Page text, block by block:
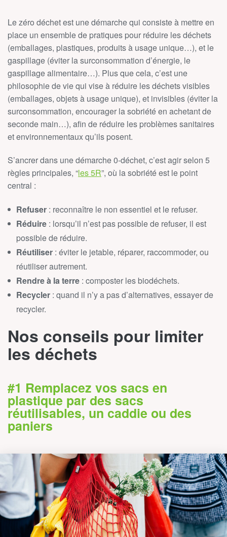
Le zéro déchet est une démarche qui consiste à mettre en
place un ensemble de pratiques pour réduire les déchets
(emballages, plastiques, produits à usage unique…), et le
gaspillage (éviter la surconsommation d’énergie, le
gaspillage alimentaire…). Plus que cela, c’est une
philosophiede vie qui vise à réduire les déchets visibles
(emballages, objets à usage unique), et invisibles (éviter la
surconsommation, encourager la sobriété en achetant de
seconde main…), afin de réduire les problèmes sanitaires
etenvironnementauxqu’ils posent.
S’ancrer dans une démarche 0-déchet, c’est agir selon 5
règles principales, “les 5R”, où la sobriété est le point
central :
Refuser : reconnaître le non essentiel et le refuser.
Réduire : lorsqu’il n’est pas possible de refuser, il est
possible de réduire.
Réutiliser : éviter le jetable, réparer, raccommoder, ou
réutiliser autrement.
Rendre à la terre : composter les biodéchets.
Recycler : quand il n’y a pas d’alternatives, essayer de
recycler.
Nos conseils pour limiter
les déchets
#1 Remplacez vos sacs en
plastique par des sacs
réutilisables, un caddie ou des
paniers